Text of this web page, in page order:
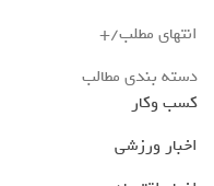
انتهای مطلب/+
دسته بندی مطالب
کسب وکار
اخبار ورزشی